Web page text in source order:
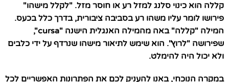
קללה הוא כינוי סלנג למזל רע או חוסר מזל. "לקלל מישהו"
פירושו לומר עליו משהו רע בסביבה ציבורית, בדרך כלל בכעס.
המילה "קללה" באה מהמילה האנגלית הישנה "cursa",
שפירושה "לרוץ". הוא שימש לתיאור מישהו שנרדף על ידי כלבים
ולא יכול היה להימלט.
במקרה הנוכחי, באנו להעניק לכם את הפתרונות האפשריים לכל